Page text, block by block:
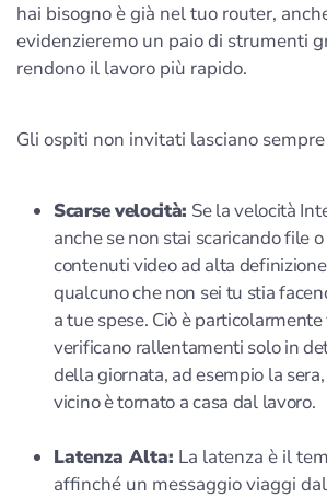
hai bisogno è già nel tuo router,
evidenzieremo un paio di strumenti
rendono il lavoro più rapido.
Gli ospiti non invitati lasciano
Scarse velocità: Se la velocità
anche se non stai scaricando file
contenuti video ad alta
qualcuno che non sei tu stia
a tue spese. Ciò è particolarmente
verificano rallentamenti solo in
della giornata, ad esempio la
vicino è tornato a casa dal lavoro.
Latenza Alta: La latenza è il
affinché un messaggio viaggi